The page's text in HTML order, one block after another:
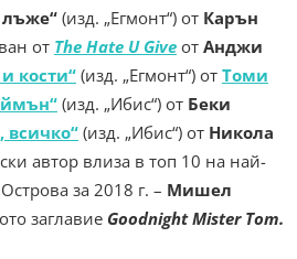
лъже“ (изд. „Егмонт“) от Карън
от The Hate U Give от Анджи
кости“ (изд. „Егмонт“) от Томи
(изд. „Ибис“) от Беки
всичко“ (изд. „Ибис“) от Никола
автор влиза в топ 10 на най-
за 2018 г. – Мишел
заглавие Goodnight Mister Tom.